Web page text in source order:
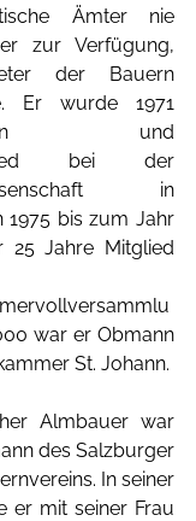
Ämter nie
zur Verfügung,
der Bauern
Er wurde 1971
und
bei der
in
1975 bis zum Jahr
Jahre Mitglied
war er Obmann
St. Johann.
Almbauer war
des Salzburger
In seiner
er mit seiner Frau